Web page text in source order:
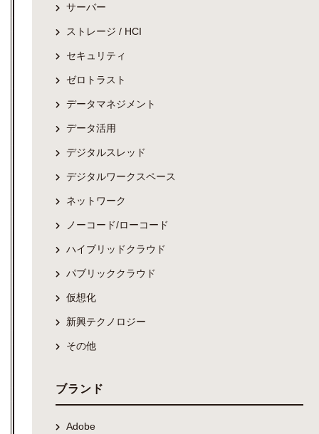
サーバー
ストレージ / HCI
セキュリティ
ゼロトラスト
データマネジメント
データ活用
デジタルスレッド
デジタルワークスペース
ネットワーク
ノーコード/ローコード
ハイブリッドクラウド
パブリッククラウド
仮想化
新興テクノロジー
その他
ブランド
Adobe